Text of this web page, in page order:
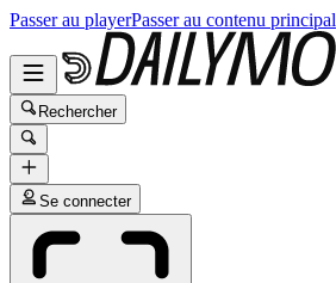
Passer au playerPasser au contenu principal
Rechercher
Se connecter